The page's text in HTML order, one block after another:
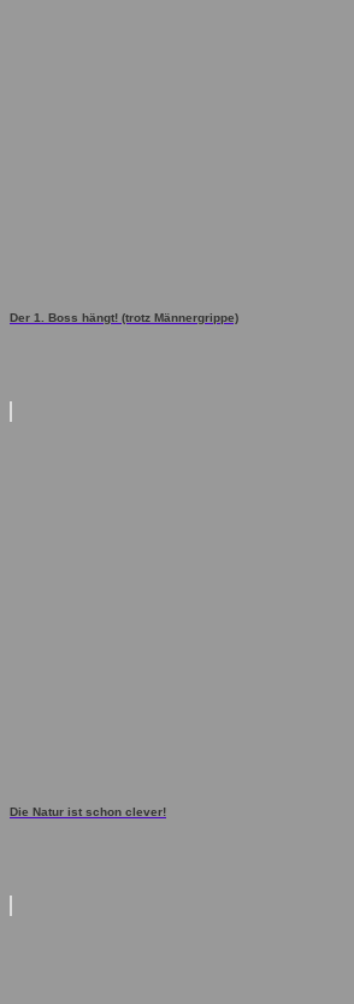
Der 1. Boss hängt! (trotz Männergrippe)
Die Natur ist schon clever!